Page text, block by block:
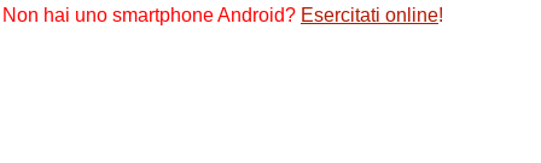
Non hai uno smartphone Android? Esercitati online!